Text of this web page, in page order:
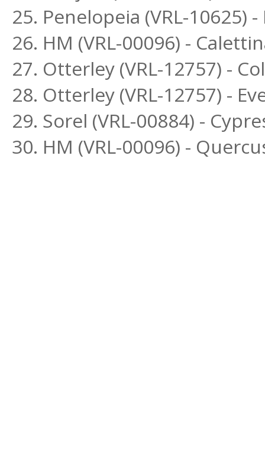
25. Penelopeia (VRL-10625)
26. HM (VRL-00096) -
27. Otterley (VRL-12757) -
28. Otterley (VRL-12757) -
29. Sorel (VRL-00884) -
30. HM (VRL-00096) -